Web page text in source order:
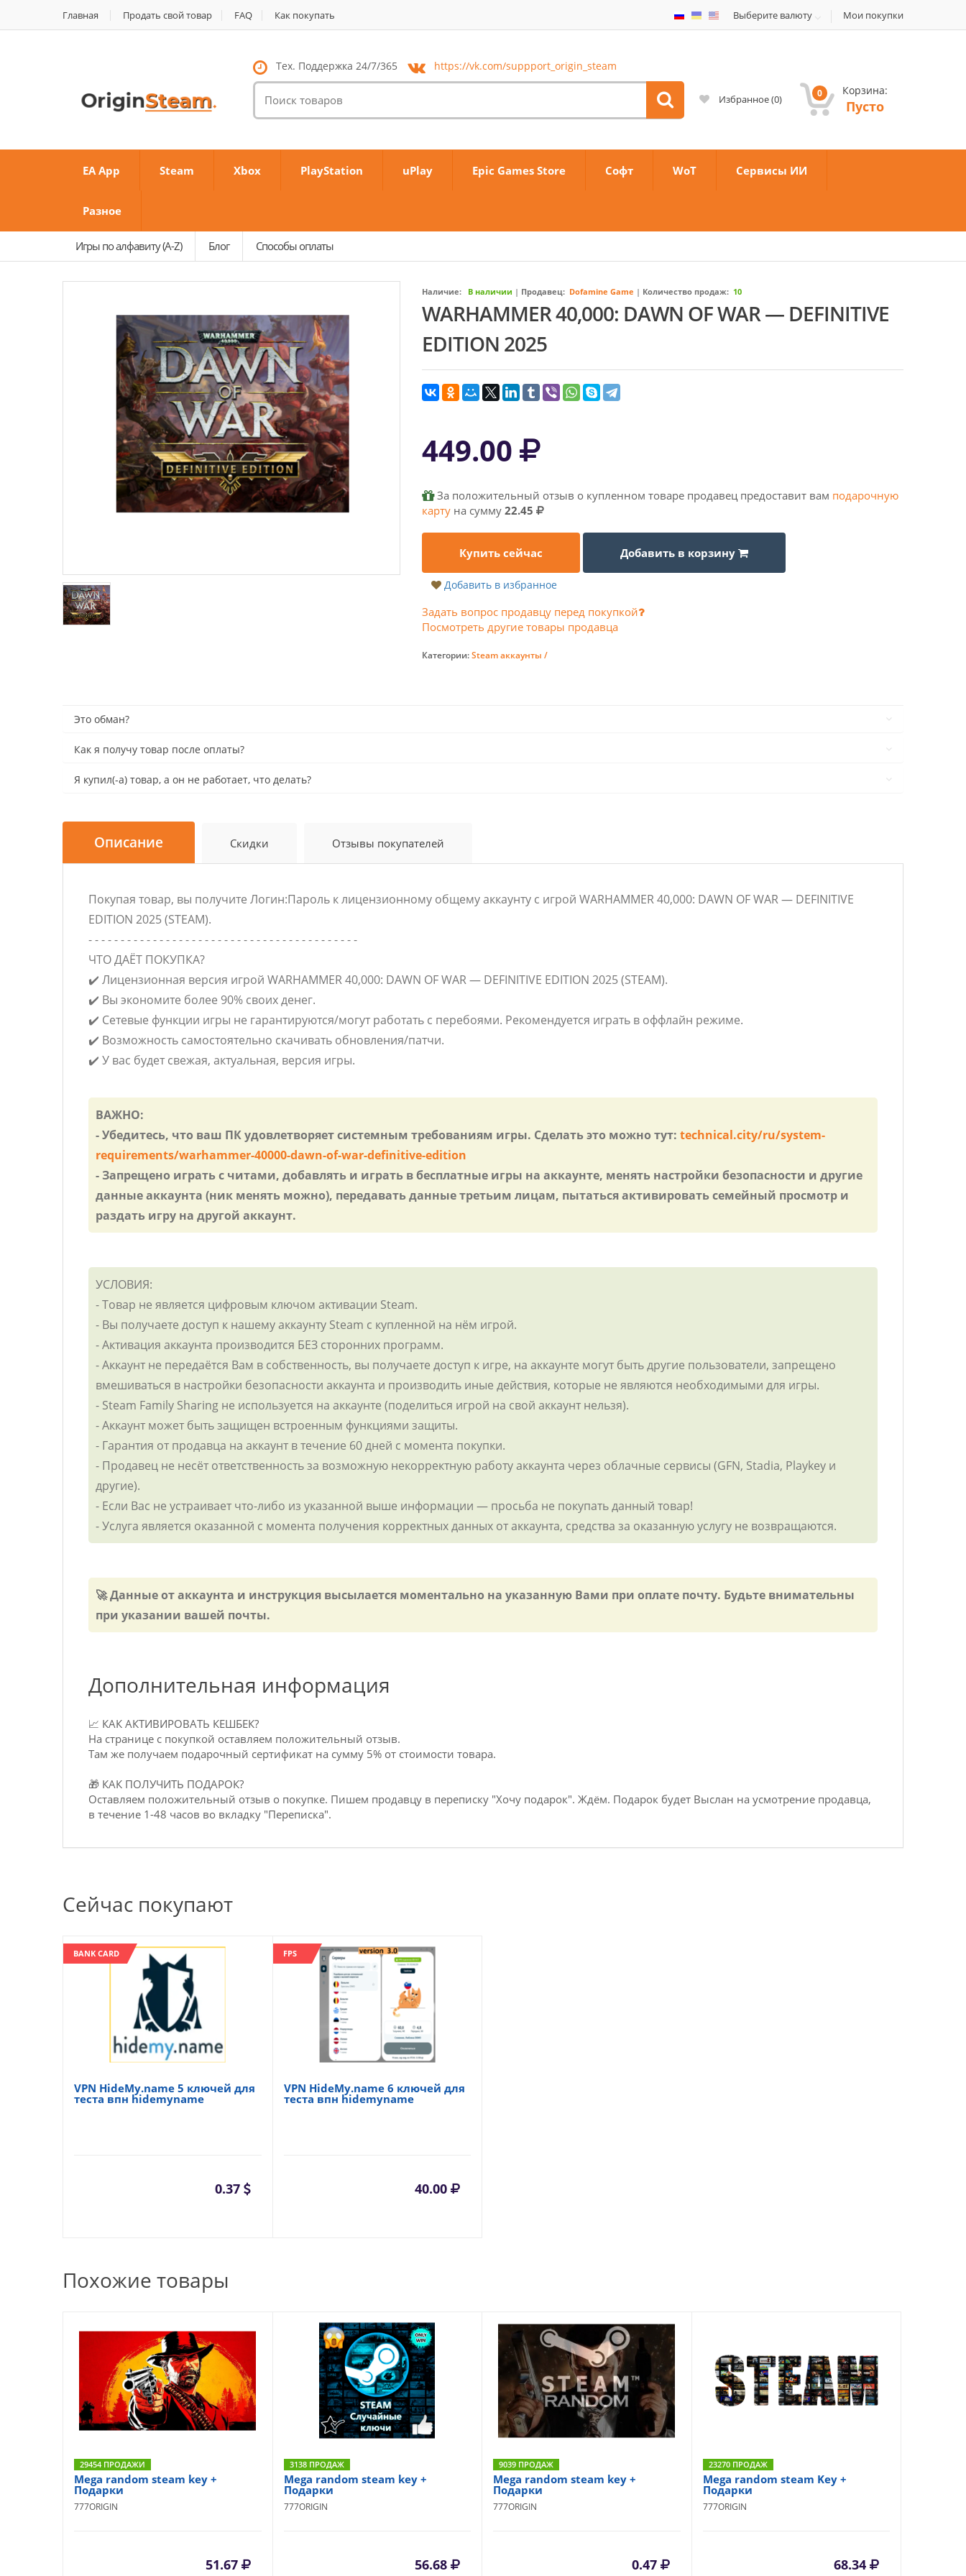
Главная Продать свой товар FAQ Как покупать Выберите валюту Мои покупки
Тех. Поддержка 24/7/365 https://vk.com/suppport_origin_steam
Поиск
товаров:
Избранное(0) 0 Корзина:
Пусто
EA App Steam Xbox PlayStation uPlay Epic Games Store Софт WoT Сервисы ИИ
Разное
Игры по алфавиту (A-Z) Блог Способы оплаты
Наличие: В наличии | Продавец: Dofamine Game | Количество продаж: 10
WARHAMMER 40,000: DAWN OF WAR — DEFINITIVE
EDITION 2025
449.00
За положительный отзыв о купленном товаре продавец предоставит вам подарочную
карту на сумму 22.45
Купить сейчас Добавить в корзину
Добавить в избранное
Задать вопрос продавцу перед покупкой
Посмотреть другие товары продавца
Категории:Steam аккаунты /
Это обман?
Как я получу товар после оплаты?
Я купил(-а) товар, а он не работает, что делать?
Описание Скидки Отзывы покупателей
Покупая товар, вы получите Логин:Пароль к лицензионному общему аккаунту с игрой WARHAMMER 40,000: DAWN OF WAR — DEFINITIVE
EDITION 2025 (STEAM).
- - - - - - - - - - - - - - - - - - - - - - - - - - - - - - - - - - - - - - - - - -
ЧТО ДАЁТ ПОКУПКА?
✔️ Лицензионная версия игрой WARHAMMER 40,000: DAWN OF WAR — DEFINITIVE EDITION 2025 (STEAM).
✔️ Вы экономите более 90% своих денег.
✔️ Сетевые функции игры не гарантируются/могут работать с перебоями. Рекомендуется играть в оффлайн режиме.
✔️ Возможность самостоятельно скачивать обновления/патчи.
✔️ У вас будет свежая, актуальная, версия игры.
ВАЖНО:
- Убедитесь, что ваш ПК удовлетворяет системным требованиям игры. Сделать это можно тут: technical.city/ru/system-
requirements/warhammer-40000-dawn-of-war-definitive-edition
- Запрещено играть с читами, добавлять и играть в бесплатные игры на аккаунте, менять настройки безопасности и другие
данные аккаунта (ник менять можно), передавать данные третьим лицам, пытаться активировать семейный просмотр и
раздать игру на другой аккаунт.
УСЛОВИЯ:
- Товар не является цифровым ключом активации Steam.
- Вы получаете доступ к нашему аккаунту Steam с купленной на нём игрой.
- Активация аккаунта производится БЕЗ сторонних программ.
- Аккаунт не передаётся Вам в собственность, вы получаете доступ к игре, на аккаунте могут быть другие пользователи, запрещено
вмешиваться в настройки безопасности аккаунта и производить иные действия, которые не являются необходимыми для игры.
- Steam Family Sharing не используется на аккаунте (поделиться игрой на свой аккаунт нельзя).
- Аккаунт может быть защищен встроенным функциями защиты.
- Гарантия от продавца на аккаунт в течение 60 дней с момента покупки.
- Продавец не несёт ответственность за возможную некорректную работу аккаунта через облачные сервисы (GFN, Stadia, Playkey и
другие).
- Если Вас не устраивает что-либо из указанной выше информации — просьба не покупать данный товар!
- Услуга является оказанной с момента получения корректных данных от аккаунта, средства за оказанную услугу не возвращаются.
🚀 Данные от аккаунта и инструкция высылается моментально на указанную Вами при оплате почту. Будьте внимательны
при указании вашей почты.
Дополнительная информация
📈 КАК АКТИВИРОВАТЬ КЕШБЕК?
На странице с покупкой оставляем положительный отзыв.
Там же получаем подарочный сертификат на сумму 5% от стоимости товара.
🎁 КАК ПОЛУЧИТЬ ПОДАРОК?
Оставляем положительный отзыв о покупке. Пишем продавцу в переписку "Хочу подарок". Ждём. Подарок будет Выслан на усмотрение продавца,
в течение 1-48 часов во вкладку "Переписка".
Сейчас покупают
BANK CARD
VPN HideMy.name 5 ключей для
теста впн hidemyname
0.37
FPS
VPN HideMy.name 6 ключей для
теста впн hidemyname
40.00
Похожие товары
29454 ПРОДАЖИ
Mega random steam key +
Подарки
777ORIGIN
51.67
3138 ПРОДАЖ
Mega random steam key +
Подарки
777ORIGIN
56.68
9039 ПРОДАЖ
Mega random steam key +
Подарки
777ORIGIN
0.47
23270 ПРОДАЖ
Mega random steam Key +
Подарки
777ORIGIN
68.34